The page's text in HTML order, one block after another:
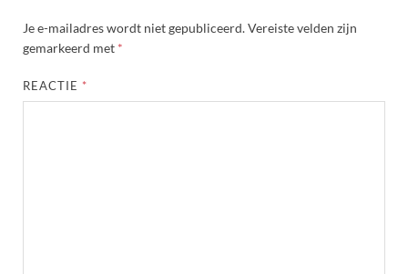
Je e-mailadres wordt niet gepubliceerd.Vereiste velden zijn
gemarkeerd met *
REACTIE *